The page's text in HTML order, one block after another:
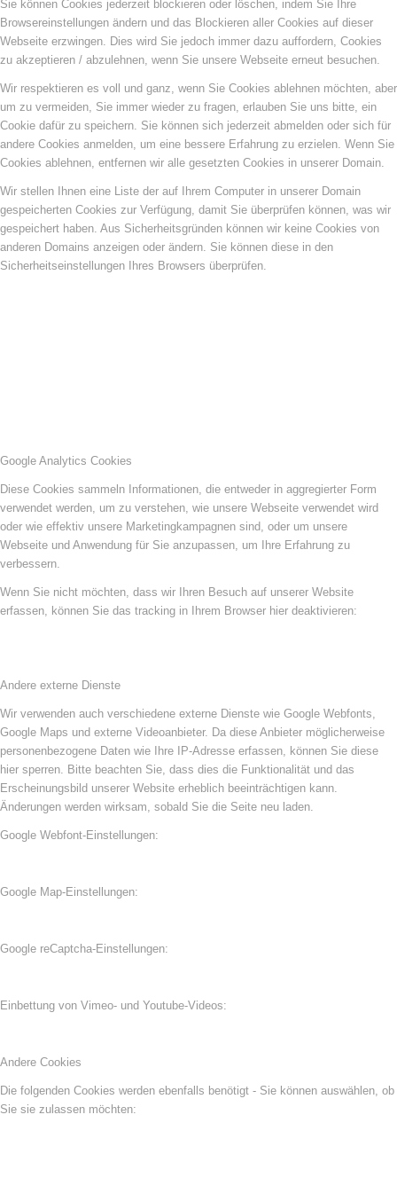
Sie können Cookies jederzeit blockieren oder löschen, indem Sie Ihre
Browsereinstellungen ändern und das Blockieren aller Cookies auf dieser
Webseite erzwingen. Dies wird Sie jedoch immer dazu auffordern, Cookies
zu akzeptieren / abzulehnen, wenn Sie unsere Webseite erneut besuchen.
Wir respektieren es voll und ganz, wenn Sie Cookies ablehnen möchten, aber
um zu vermeiden, Sie immer wieder zu fragen, erlauben Sie uns bitte, ein
Cookie dafür zu speichern. Sie können sich jederzeit abmelden oder sich für
andere Cookies anmelden, um eine bessere Erfahrung zu erzielen. Wenn Sie
Cookies ablehnen, entfernen wir alle gesetzten Cookies in unserer Domain.
Wir stellen Ihnen eine Liste der auf Ihrem Computer in unserer Domain
gespeicherten Cookies zur Verfügung, damit Sie überprüfen können, was wir
gespeichert haben. Aus Sicherheitsgründen können wir keine Cookies von
anderen Domains anzeigen oder ändern. Sie können diese in den
Sicherheitseinstellungen Ihres Browsers überprüfen.
Google Analytics Cookies
Diese Cookies sammeln Informationen, die entweder in aggregierter Form
verwendet werden, um zu verstehen, wie unsere Webseite verwendet wird
oder wie effektiv unsere Marketingkampagnen sind, oder um unsere
Webseite und Anwendung für Sie anzupassen, um Ihre Erfahrung zu
verbessern.
Wenn Sie nicht möchten, dass wir Ihren Besuch auf unserer Website
erfassen, können Sie das tracking in Ihrem Browser hier deaktivieren:
Andere externe Dienste
Wir verwenden auch verschiedene externe Dienste wie Google Webfonts,
Google Maps und externe Videoanbieter. Da diese Anbieter möglicherweise
personenbezogene Daten wie Ihre IP-Adresse erfassen, können Sie diese
hier sperren. Bitte beachten Sie, dass dies die Funktionalität und das
Erscheinungsbild unserer Website erheblich beeinträchtigen kann.
Änderungen werden wirksam, sobald Sie die Seite neu laden.
Google Webfont-Einstellungen:
Google Map-Einstellungen:
Google reCaptcha-Einstellungen:
Einbettung von Vimeo- und Youtube-Videos:
Andere Cookies
Die folgenden Cookies werden ebenfalls benötigt - Sie können auswählen, ob
Sie sie zulassen möchten: